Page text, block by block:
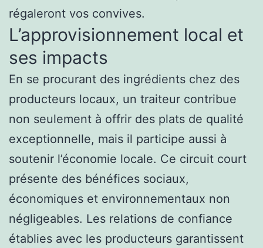
régaleront vos convives.
L’approvisionnement local et
ses impacts
En se procurant des ingrédients chez des
producteurs locaux, un traiteur contribue
non seulement à offrir des plats de qualité
exceptionnelle, mais il participe aussi à
soutenir l’économie locale. Ce circuit court
présente des bénéfices sociaux,
économiques et environnementaux non
négligeables. Les relations de confiance
établies avec les producteurs garantissent